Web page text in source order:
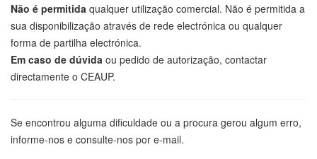
Não é permitida qualquer utilização comercial. Não é permitida a
sua disponibilização através de rede electrónica ou qualquer
forma de partilha electrónica.
Em caso de dúvida ou pedido de autorização, contactar
directamente o CEAUP.
Se encontrou alguma dificuldade ou a procura gerou algum erro,
informe-nos e consulte-nos por e-mail.